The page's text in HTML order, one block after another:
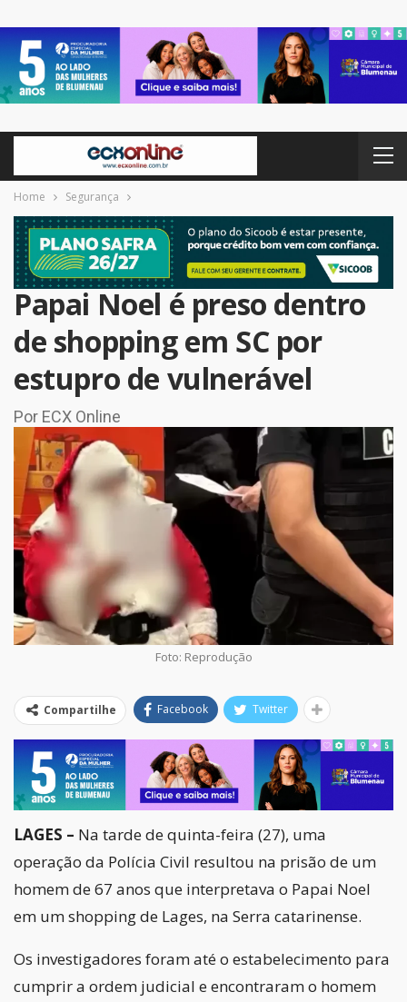
Home Segurança
Papai Noel é preso dentro
de shopping em SC por
estupro de vulnerável
Por ECX Online
Foto: Reprodução
Compartilhe Facebook Twitter
LAGES – Na tarde de quinta-feira (27), uma
operação da Polícia Civil resultou na prisão de um
homem de 67 anos que interpretava o Papai Noel
em um shopping de Lages, na Serra catarinense.
Os investigadores foram até o estabelecimento para
cumprir a ordem judicial e encontraram o homem